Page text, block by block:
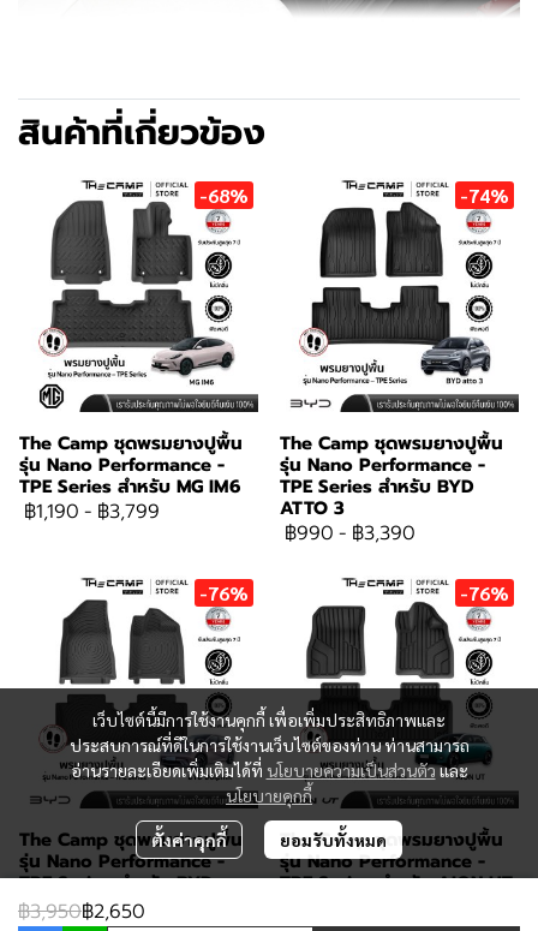
สินค้าที่เกี่ยวข้อง
-68%
The Camp ชุดพรมยางปูพื้น
รุ่น Nano Performance -
TPE Series สำหรับ MG IM6
฿1,190 - ฿3,799
-74%
The Camp ชุดพรมยางปูพื้น
รุ่น Nano Performance -
TPE Series สำหรับ BYD
ATTO 3
฿990 - ฿3,390
-76%
The Camp ชุดพรมยางปูพื้น
รุ่น Nano Performance -
TPE Series สำหรับ BYD
Dolphin
-76%
The Camp ชุดพรมยางปูพื้น
รุ่น Nano Performance -
TPE Series สำหรับ AION UT
฿3,950฿2,650
เว็บไซต์นี้มีการใช้งานคุกกี้ เพื่อเพิ่มประสิทธิภาพและ
ประสบการณ์ที่ดีในการใช้งานเว็บไซต์ของท่าน ท่านสามารถ
อ่านรายละเอียดเพิ่มเติมได้ที่ นโยบายความเป็นส่วนตัวและ
นโยบายคุกกี้
ตั้งค่าคุกกี้ ยอมรับทั้งหมด